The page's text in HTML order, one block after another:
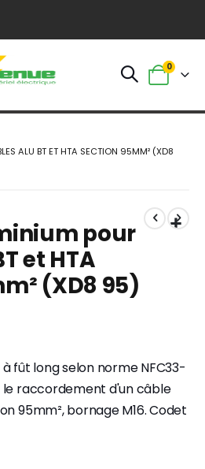
Panier
0
ALU BT ET HTA SECTION 95MM² (XD8
pour
et HTA
(XD8 95)
fût long selon norme NFC33-
le raccordement d'un câble
95mm², bornage M16. Codet